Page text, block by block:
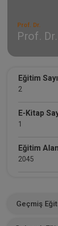
Prof. Dr.
Prof.
Eğitim
2
E-Kitap
1
Eğitim
2045
Geçmiş